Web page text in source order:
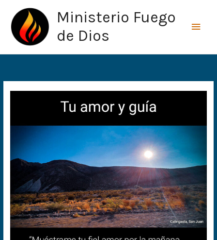
contenido
Ministerio Fuego
de Dios